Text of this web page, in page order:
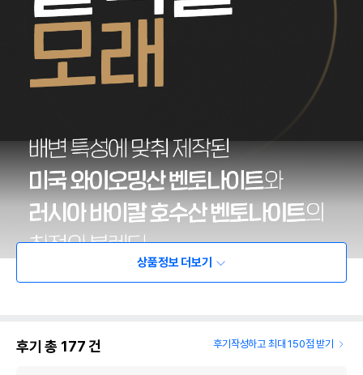
상품정보 더보기
후기 총 177건 후기작성하고 최대 150점 받기